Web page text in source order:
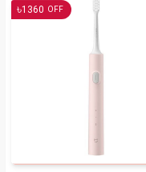
৳1360 OFF